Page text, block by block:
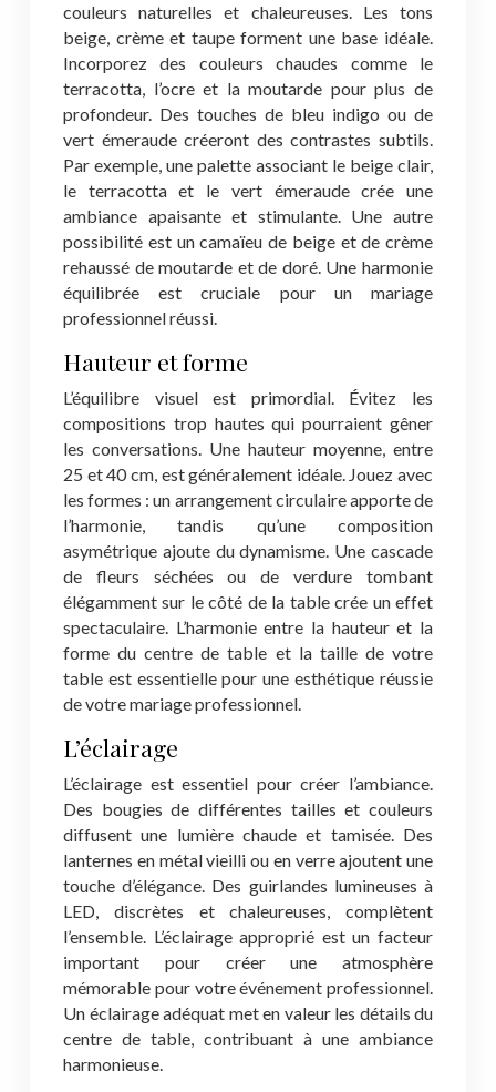
couleurs naturelles et chaleureuses. Les tons
beige, crème et taupe forment une base idéale.
Incorporez des couleurs chaudes comme le
terracotta, l’ocre et la moutarde pour plus de
profondeur. Des touches de bleu indigo ou de
vert émeraude créeront des contrastes subtils.
Par exemple, une palette associant le beige clair,
le terracotta et le vert émeraude crée une
ambiance apaisante et stimulante. Une autre
possibilité est un camaïeu de beige et de crème
rehaussé de moutarde et de doré. Une harmonie
équilibrée est cruciale pour un mariage
professionnel réussi.
Hauteur et forme
L’équilibre visuel est primordial. Évitez les
compositions trop hautes qui pourraient gêner
les conversations. Une hauteur moyenne, entre
25 et 40 cm, est généralement idéale. Jouez avec
les formes : un arrangement circulaire apporte de
l’harmonie, tandis qu’une composition
asymétrique ajoute du dynamisme. Une cascade
de fleurs séchées ou de verdure tombant
élégamment sur le côté de la table crée un effet
spectaculaire. L’harmonie entre la hauteur et la
forme du centre de table et la taille de votre
table est essentielle pour une esthétique réussie
de votre mariage professionnel.
L’éclairage
L’éclairage est essentiel pour créer l’ambiance.
Des bougies de différentes tailles et couleurs
diffusent une lumière chaude et tamisée. Des
lanternes en métal vieilli ou en verre ajoutent une
touche d’élégance. Des guirlandes lumineuses à
LED, discrètes et chaleureuses, complètent
l’ensemble. L’éclairage approprié est un facteur
important pour créer une atmosphère
mémorable pour votre événement professionnel.
Un éclairage adéquat met en valeur les détails du
centre de table, contribuant à une ambiance
harmonieuse.